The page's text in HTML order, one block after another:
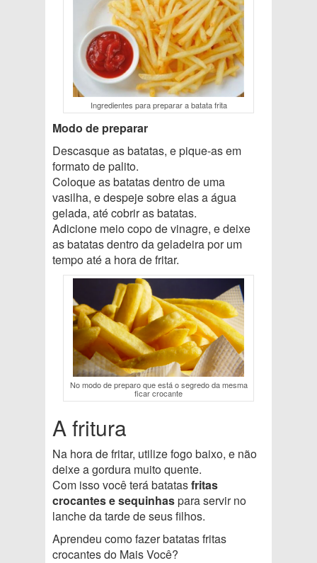
Ingredientes para preparar a batata frita
Modo de preparar
Descasque as batatas, e pique-as em
formato de palito.
Coloque as batatas dentro de uma
vasilha, e despeje sobre elas a água
gelada, até cobrir as batatas.
Adicione meio copo de vinagre, e deixe
as batatas dentro da geladeira por um
tempo até a hora de fritar.
No modo de preparo que está o segredo da mesma
ficar crocante
A fritura
Na hora de fritar, utilize fogo baixo, e não
deixe a gordura muito quente.
Com isso você terá batatasfritas
crocantes e sequinhaspara servir no
lanche da tarde de seus filhos.
Aprendeu como fazer batatas fritas
crocantes do Mais Você?